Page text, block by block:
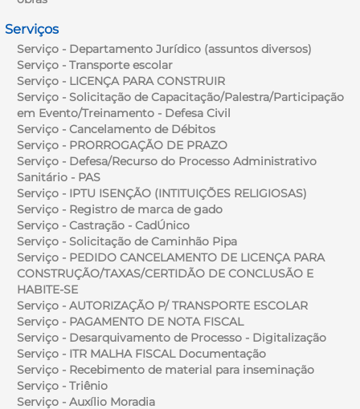
Serviços
Serviço - Departamento Jurídico (assuntos diversos)
Serviço - Transporte escolar
Serviço - LICENÇA PARA CONSTRUIR
Serviço - Solicitação de Capacitação/Palestra/Participação
em Evento/Treinamento - Defesa Civil
Serviço - Cancelamento de Débitos
Serviço - PRORROGAÇÃO DE PRAZO
Serviço - Defesa/Recurso do Processo Administrativo
Sanitário - PAS
Serviço - IPTU ISENÇÃO (INTITUIÇÕES RELIGIOSAS)
Serviço - Registro de marca de gado
Serviço - Castração - CadÚnico
Serviço - Solicitação de Caminhão Pipa
Serviço - PEDIDO CANCELAMENTO DE LICENÇA PARA
CONSTRUÇÃO/TAXAS/CERTIDÃO DE CONCLUSÃO E
HABITE-SE
Serviço - AUTORIZAÇÃO P/ TRANSPORTE ESCOLAR
Serviço - PAGAMENTO DE NOTA FISCAL
Serviço - Desarquivamento de Processo - Digitalização
Serviço - ITR MALHA FISCAL Documentação
Serviço - Recebimento de material para inseminação
Serviço - Triênio
Serviço - Auxílio Moradia